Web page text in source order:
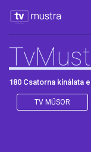
180 Csatorna kínálata
TV MŰSOR